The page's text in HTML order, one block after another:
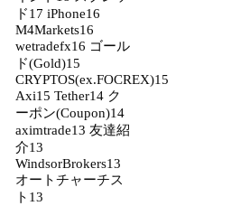
ド17 iPhone16
M4Markets16
wetradefx16 ゴール
ド(Gold)15
CRYPTOS(ex.FOCREX)15
Axi15 Tether14 ク
ーポン(Coupon)14
aximtrade13 友達紹
介13
WindsorBrokers13
オートチャーチス
ト 13